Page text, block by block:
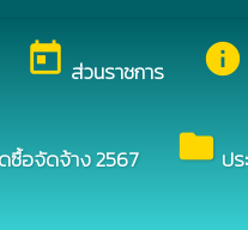
today ส่วนราชการ info
ซื้อจัดจ้าง 2567 folder ป
ยินดีต้อนรับสู่เว็บไซต์
ฒนาทรัพยากรบุคคล